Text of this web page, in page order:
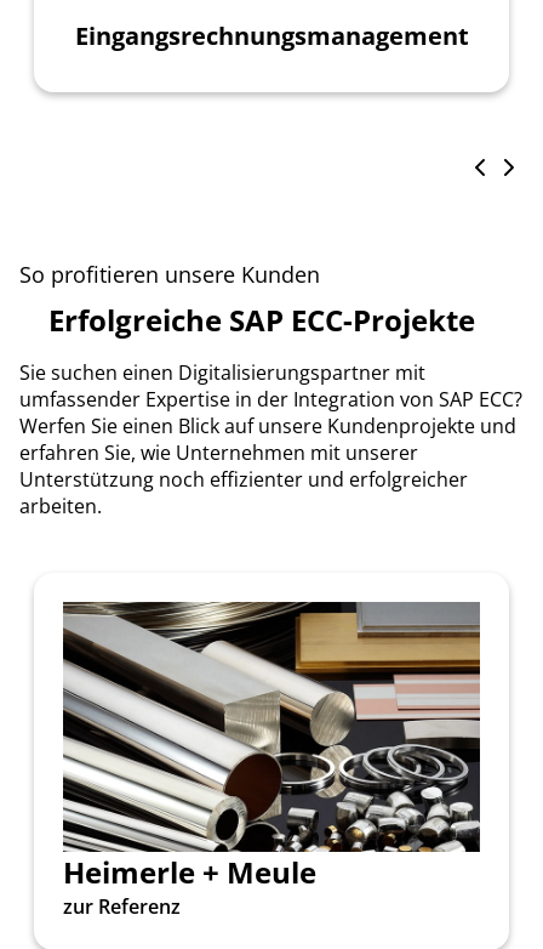
Eingangsrechnungsmanagement
So profitieren unsere Kunden
Erfolgreiche SAP ECC-Projekte
Sie suchen einen Digitalisierungspartner mit
umfassender Expertise in der Integration von SAP ECC?
Werfen Sie einen Blick auf unsere Kundenprojekte und
erfahren Sie, wie Unternehmen mit unserer
Unterstützung noch effizienter und erfolgreicher
arbeiten.
Heimerle + Meule
zur Referenz